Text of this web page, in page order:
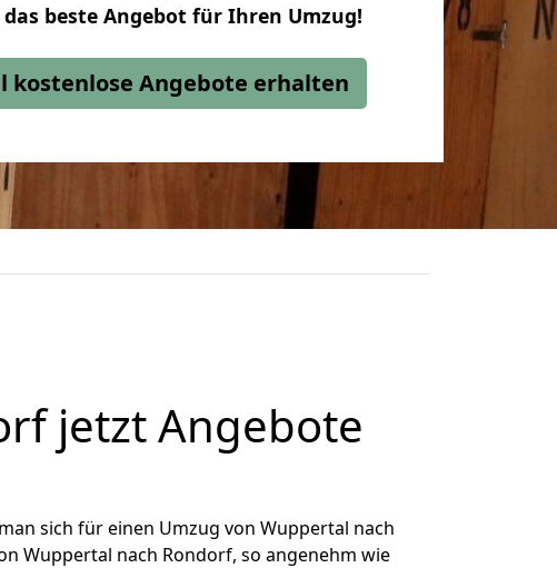
das beste Angebot für Ihren Umzug!
kostenlose Angebote erhalten
jetzt Angebote
sich für einen Umzug von Wuppertal nach
Wuppertal nach Rondorf, so angenehm wie